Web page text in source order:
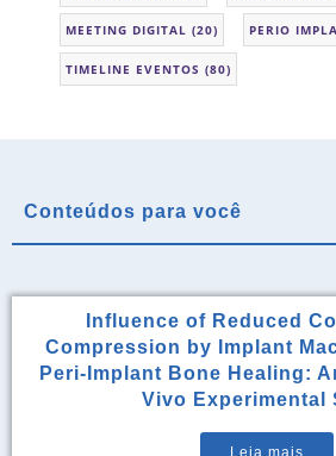
MEETING DIGITAL (20) PERIO
TIMELINE EVENTOS (80)
Conteúdos para você
Influence of Reduced
Compression by Implant
Peri-Implant Bone Healing:
Vivo Experimental
Leia mais